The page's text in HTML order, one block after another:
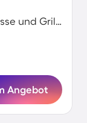
Ferienunterkunft mit Garten, Terrasse und Grill | Meerblick
Angebot